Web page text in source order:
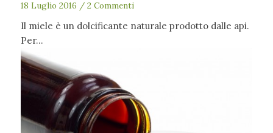
18 Luglio 2016 / 2 Commenti
Il miele è un dolcificante naturale prodotto dalle api.
Per…